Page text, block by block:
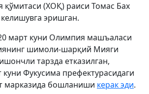
қўмитаси (ХОҚ) раиси Томас Бах
эришган.
март куни Олимпия машъаласи
шимоли-шарқий Мияги
тарзда етказилган,
куни Фукусима префектурасидаги
марказида бошланиши керак эди.